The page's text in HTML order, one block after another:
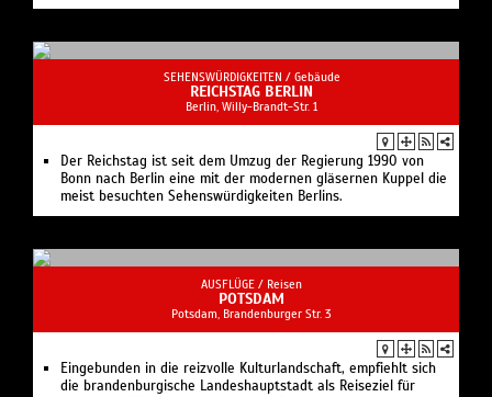
SEHENSWÜRDIGKEITEN / Gebäude
REICHSTAG BERLIN
Berlin, Willy-Brandt-Str. 1
Der Reichstag ist seit dem Umzug der Regierung 1990 von
Bonn nach Berlin eine mit der modernen gläsernen Kuppel die
meist besuchten Sehenswürdigkeiten Berlins.
AUSFLÜGE / Reisen
POTSDAM
Potsdam, Brandenburger Str. 3
Eingebunden in die reizvolle Kulturlandschaft, empfiehlt sich
die brandenburgische Landeshauptstadt als Reiseziel für